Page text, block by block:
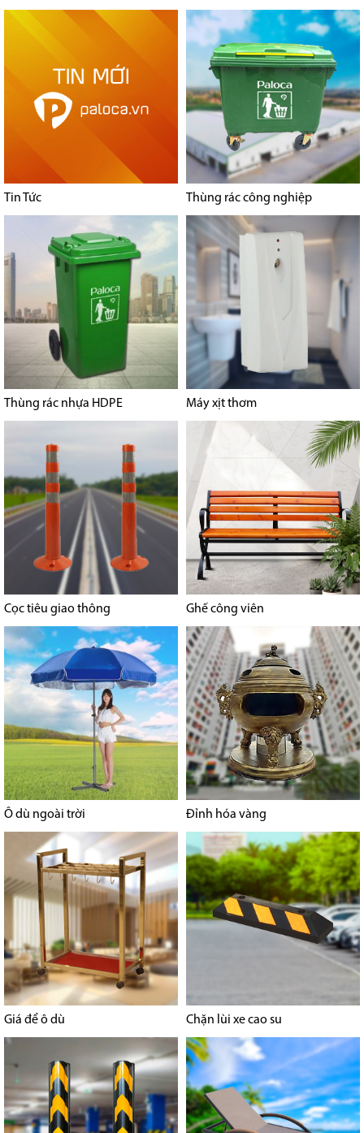
Tin Tức Thùng rác công nghiệp
Thùng rác nhựa HDPE Máy xịt thơm
Cọc tiêu giao thông Ghế công viên
Ô dù ngoài trời Đỉnh hóa vàng
Giá để ô dù Chặn lùi xe cao su